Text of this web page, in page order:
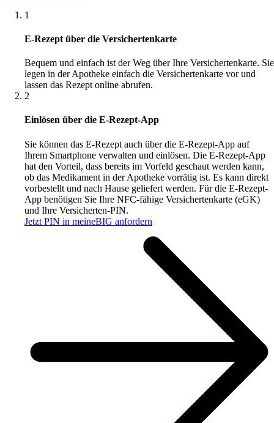
1
E-Rezept über die Versichertenkarte
Bequem und einfach ist der Weg über Ihre Versichertenkarte. Sie
legen in der Apotheke einfach die Versichertenkarte vor und
lassen das Rezept online abrufen.
2
Einlösen über die E-Rezept-App
Sie können das E-Rezept auch über die E-Rezept-App auf
Ihrem Smartphone verwalten und einlösen. Die E-Rezept-App
hat den Vorteil, dass bereits im Vorfeld geschaut werden kann,
ob das Medikament in der Apotheke vorrätig ist. Es kann direkt
vorbestellt und nach Hause geliefert werden. Für die E-Rezept-
App benötigen Sie Ihre NFC-fähige Versichertenkarte (eGK)
und Ihre Versicherten-PIN.
Jetzt PIN in meineBIG anfordern